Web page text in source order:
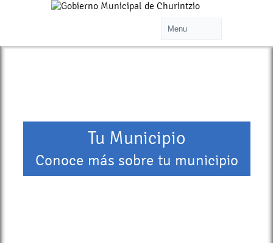
Tu Municipio
Conoce más sobre tu municipio